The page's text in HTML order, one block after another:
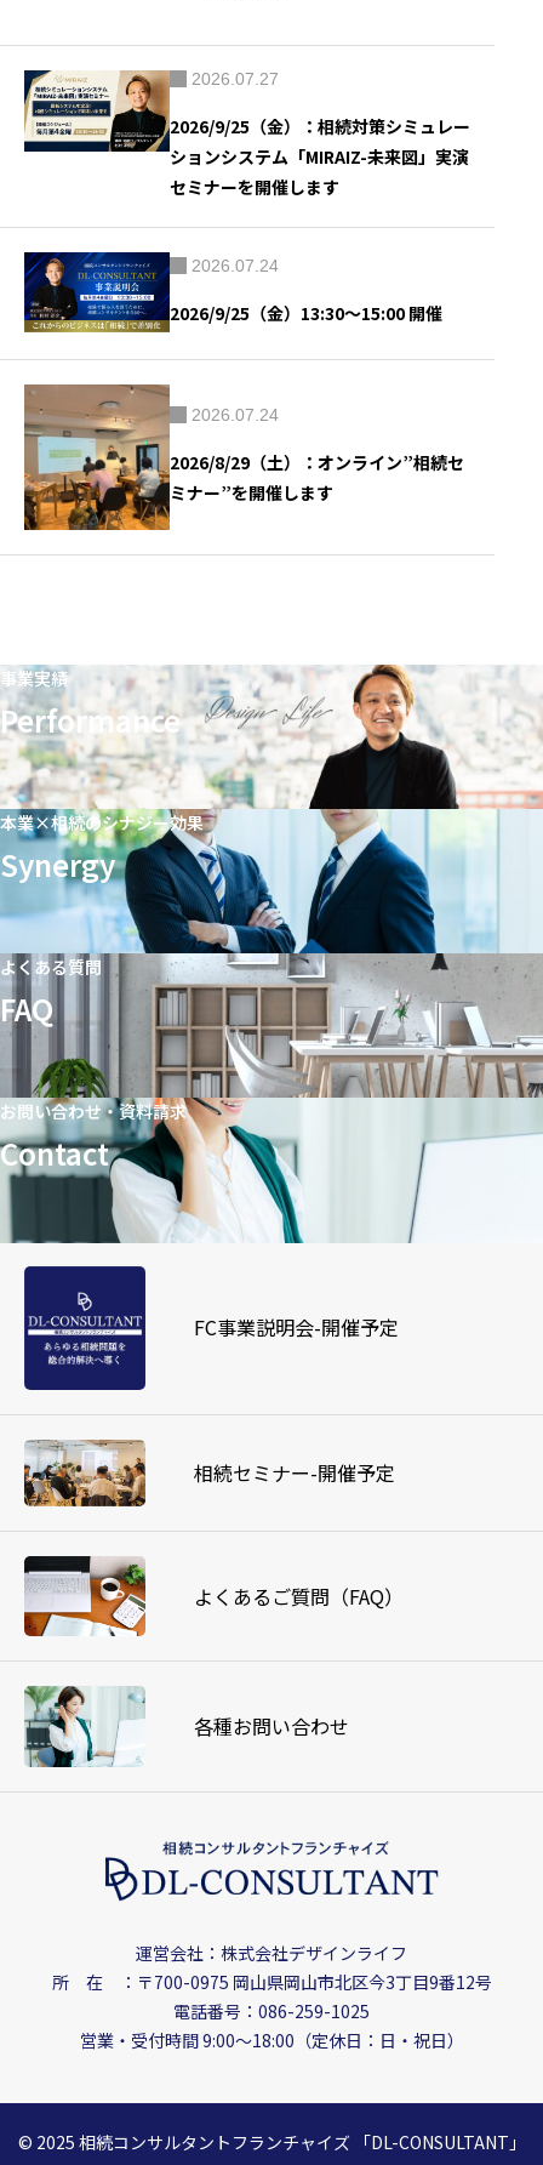
2026.07.27
2026/9/25（金）：相続対策シミュレー
ションシステム「MIRAIZ-未来図」実演
セミナーを開催します
2026.07.24
2026/9/25（金）13:30～15:00 開催
2026.07.24
2026/8/29（土）：オンライン”相続セ
ミナー”を開催します
事業実績
Performance
本業×相続のシナジー効果
Synergy
よくある質問
FAQ
お問い合わせ・資料請求
Contact
FC事業説明会-開催予定
相続セミナー-開催予定
よくあるご質問（FAQ）
各種お問い合わせ
運営会社：株式会社デザインライフ
所 在 ：〒700-0975 岡山県岡山市北区今3丁目9番12号
電話番号：086-259-1025
営業・受付時間 9:00〜18:00（定休日：日・祝日）
© 2025 相続コンサルタントフランチャイズ「DL-CONSULTANT」